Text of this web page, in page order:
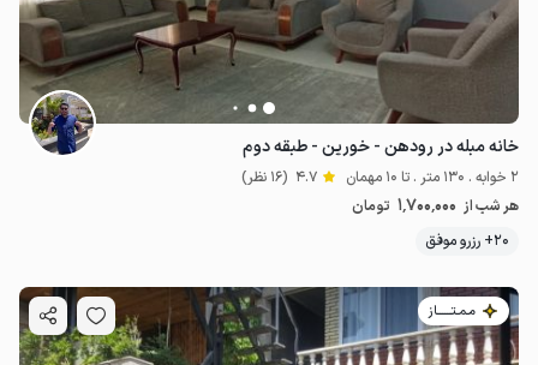
خانه مبله در رودهن - خورین - طبقه دوم
2 خوابه . 130 متر . تا 10 مهمان 4.7 (16 نظر)
هر شب از 1٬700٬000 تومان
20+ رزرو موفق
مـمـتــــــاز